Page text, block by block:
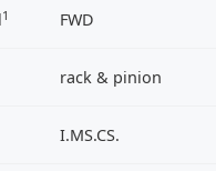
1 FWD
rack & pinion
I.MS.CS.